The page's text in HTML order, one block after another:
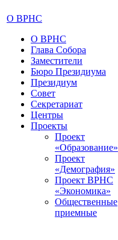
О ВРНС
О ВРНС
Глава Собора
Заместители
Бюро Президиума
Президиум
Совет
Секретариат
Центры
Проекты
Проект
«Образование»
Проект
«Демография»
Проект ВРНС
«Экономика»
Общественные
приемные